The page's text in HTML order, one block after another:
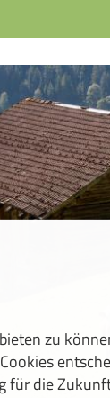
zu
für die